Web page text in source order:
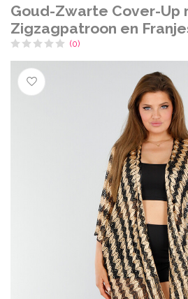
Goud-Zwarte Cover-Up
Zigzagpatroon en
(0)